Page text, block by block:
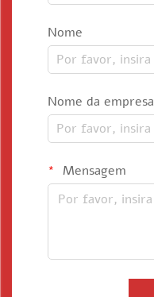
Nome
Nome da empresa
Mensagem